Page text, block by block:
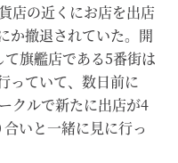
店の近くにお店を出店
か撤退されていた。開
旗艦店である5番街は
っていて、数日前に
クルで新たに出店が4
いと一緒に見に行っ